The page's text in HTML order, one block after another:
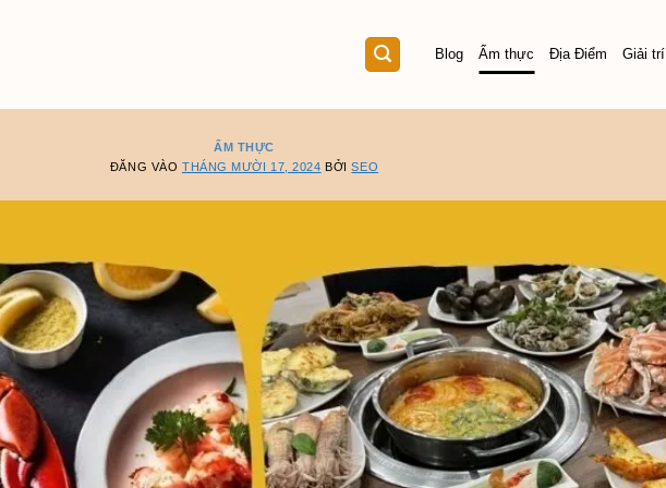
Blog Ẩm thực Địa Điểm Giải trí
ẨM THỰC
ĐĂNG VÀO THÁNG MƯỜI 17, 2024 BỞISEO